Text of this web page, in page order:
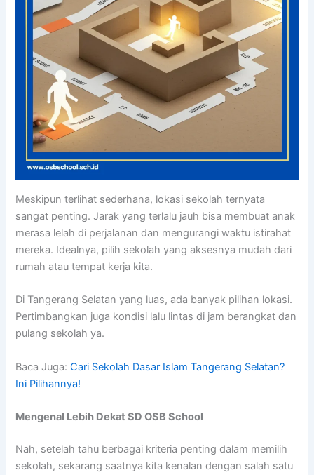
Meskipun terlihat sederhana, lokasi sekolah ternyata
sangat penting. Jarak yang terlalu jauh bisa membuat anak
merasa lelah di perjalanan dan mengurangi waktu istirahat
mereka. Idealnya, pilih sekolah yang aksesnya mudah dari
rumah atau tempat kerja kita.
Di Tangerang Selatan yang luas, ada banyak pilihan lokasi.
Pertimbangkan juga kondisi lalu lintas di jam berangkat dan
pulang sekolah ya.
Baca Juga:Cari Sekolah Dasar Islam Tangerang Selatan?
Ini Pilihannya!
Mengenal Lebih Dekat SD OSB School
Nah, setelah tahu berbagai kriteria penting dalam memilih
sekolah, sekarang saatnya kita kenalan dengan salah satu